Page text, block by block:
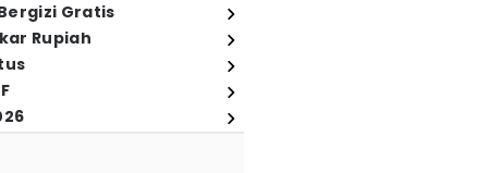
Gratis
Rupiah